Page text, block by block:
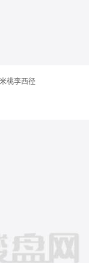
桃李西径